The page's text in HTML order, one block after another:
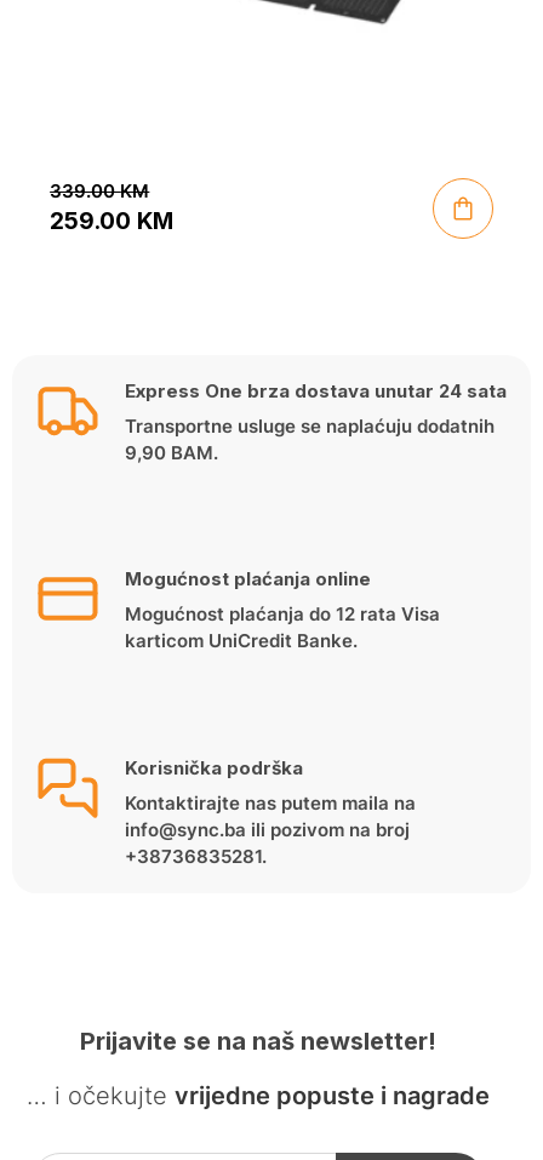
339.00KM
259.00 KM
Express One brza dostava unutar 24 sata
Transportne usluge se naplaćuju dodatnih
9,90 BAM.
Mogućnost plaćanja online
Mogućnost plaćanja do 12 rata Visa
karticom UniCredit Banke.
Korisnička podrška
Kontaktirajte nas putem maila na
info@sync.ba ili pozivom na broj
+38736835281.
Prijavite se na naš newsletter!
… i očekujte vrijedne popuste i nagrade